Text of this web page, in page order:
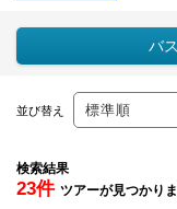
バ
並び替え
検索結果
23件 ツアーが見つかりま